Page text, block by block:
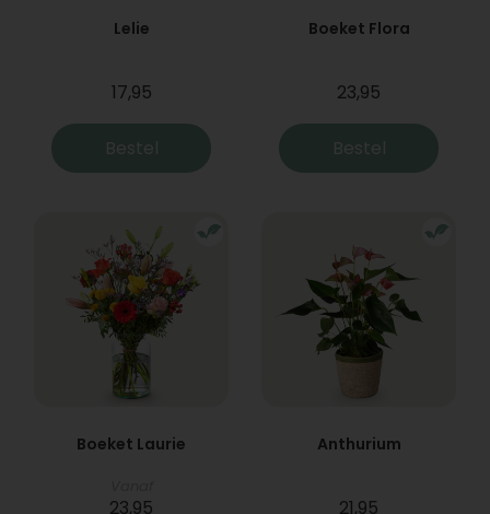
Lelie
17,95
Bestel
Boeket Flora
23,95
Bestel
Boeket Laurie
23,95
Anthurium
21,95